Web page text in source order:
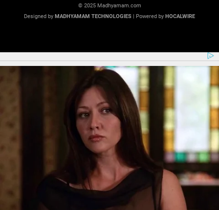
© 2025 Madhyamam.com
Designed by MADHYAMAM TECHNOLOGIES | Powered by HOCALWIRE